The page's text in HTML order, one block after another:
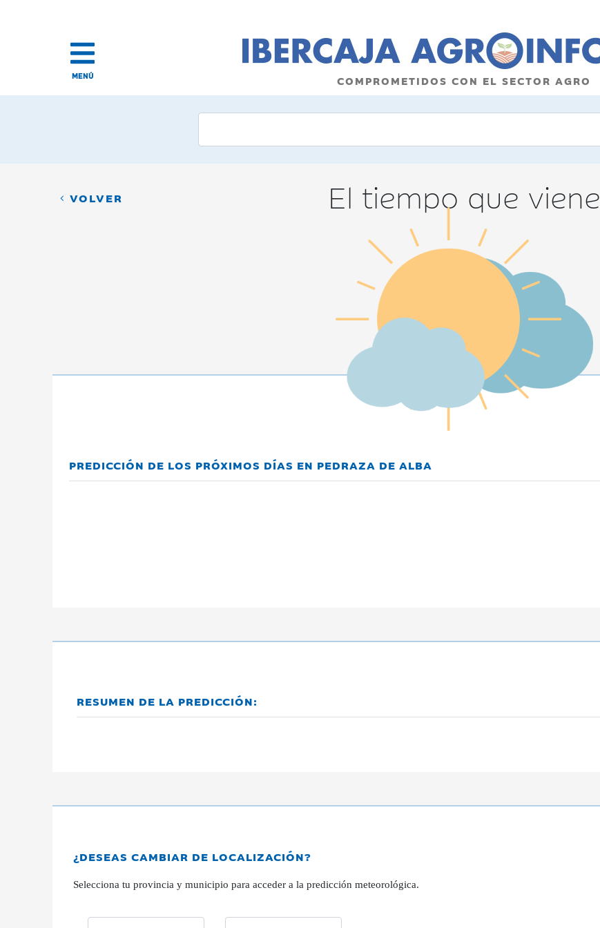
MENÚ COMPROMETIDOS CON EL SECTOR AGRO
VOLVER El tiempo que viene
PREDICCIÓN DE LOS PRÓXIMOS DÍAS EN PEDRAZA DE ALBA
RESUMEN DE LA PREDICCIÓN:
¿DESEAS CAMBIAR DE LOCALIZACIÓN?
Selecciona tu provincia y municipio para acceder a la predicción meteorológica.